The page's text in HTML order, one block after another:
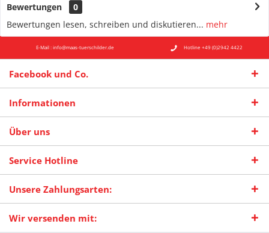
Bewertungen
0
Bewertungen lesen, schreiben und diskutieren... mehr
E-Mail : info@maas-tuerschilder.de Hotline +49 (0)2942 4422
Facebook und Co.
Informationen
Über uns
Service Hotline
Unsere Zahlungsarten:
Wir versenden mit: